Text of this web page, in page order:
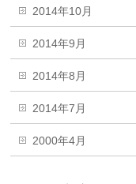
2014年10月
2014年9月
2014年8月
2014年7月
2000年4月